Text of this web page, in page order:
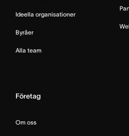
Ideella organisationer
Byråer
Alla team
Företag
Om oss